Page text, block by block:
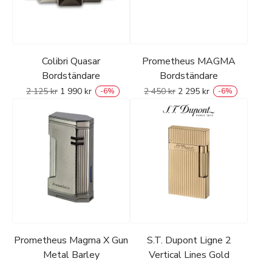
Colibri Quasar
Bordständare
2 125kr 1 990 kr -6%
Prometheus MAGMA
Bordständare
2 450kr 2 295 kr -6%
Prometheus Magma X Gun
Metal Barley
S.T. Dupont Ligne 2
Vertical Lines Gold